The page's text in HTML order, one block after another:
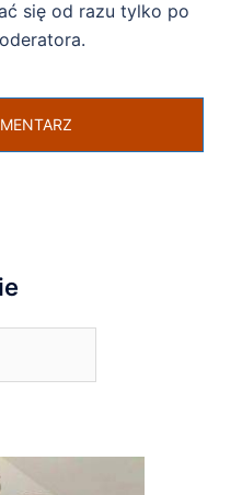
się od razu tylko po